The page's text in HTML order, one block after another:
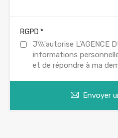
RGPD *
J\\\'autorise L’AGENCE
informations
et de répondre à ma
Envoyer